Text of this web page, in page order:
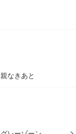
親なきあと